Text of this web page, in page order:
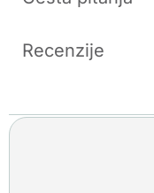
Recenzije